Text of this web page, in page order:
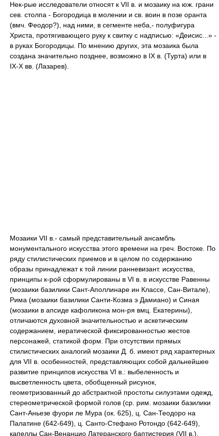
Нек-рые исследователи относят к VII в. и мозаику на юж. грани
сев. столпа - Богородица в молении и св. воин в позе оранта
(вмч. Феодор?), над ними, в сегменте неба,- полуфигура
Христа, протягивающего руку к свитку с надписью: «Деисис...» -
в руках Богородицы. По мнению других, эта мозаика была
создана значительно позднее, возможно в IX в. (Турта) или в
IX-Х вв. (Лазарев).
Мозаики VII в.- самый представительный ансамбль
монументального искусства этого времени на греч. Востоке. По
ряду стилистических приемов и в целом по содержанию
образы принадлежат к той линии ранневизант. искусства,
принципы к-рой сформулированы в VI в. в искусстве Равенны
(мозаики базилики Сант-Аполлинаре ин Классе, Сан-Витале),
Рима (мозаики базилики Санти-Козма э Дамиано) и Синая
(мозаики в апсиде кафоликона мон-ря вмц. Екатерины),
отличаются духовной значительностью и аскетическим
содержанием, иератической фиксированностью жестов
персонажей, статикой форм. При отсутствии прямых
стилистических аналогий мозаики Д. б. имеют ряд характерных
для VII в. особенностей, представляющих собой дальнейшее
развитие принципов искусства VI в.: выбеленность и
высветленность цвета, обобщенный рисунок,
геометризованный до абстрактной простоты силуэтами одежд,
стереометрической формой голов (ср. рим. мозаики базилики
Сант-Аньезе фуори ле Мура (ок. 625), ц. Сан-Теодоро на
Палатине (642-649), ц. Санто-Стефано Ротондо (642-649),
капеллы Сан-Венанцио Латеранского баптистерия (VII в.),